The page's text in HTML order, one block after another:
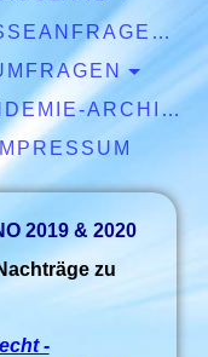
PRESSEANFRAGEN & EXPERTISEN
PLANDEMIE-ARCHIV
2019 & 2020
zu
-